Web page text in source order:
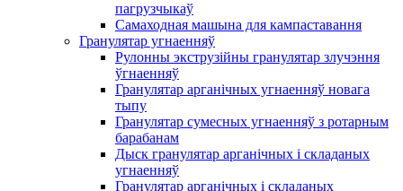
пагрузчыкаў
Самаходная машына для кампаставання
Гранулятар угнаенняў
Рулонны экструзійны гранулятар злучэння
ўгнаенняў
Гранулятар арганічных угнаенняў новага
тыпу
Гранулятар сумесных угнаенняў з ротарным
барабанам
Дыск гранулятар арганічных і складаных
угнаенняў
Гранулятар арганічных і складаных